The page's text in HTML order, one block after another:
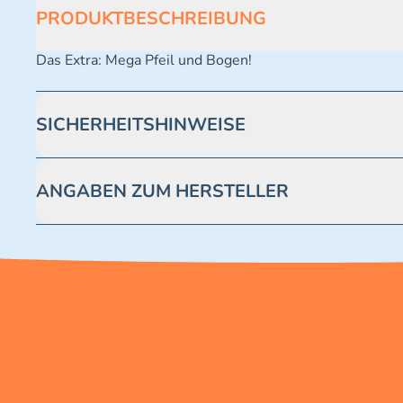
PRODUKTBESCHREIBUNG
Das Extra: Mega Pfeil und Bogen!
SICHERHEITSHINWEISE
ANGABEN ZUM HERSTELLER